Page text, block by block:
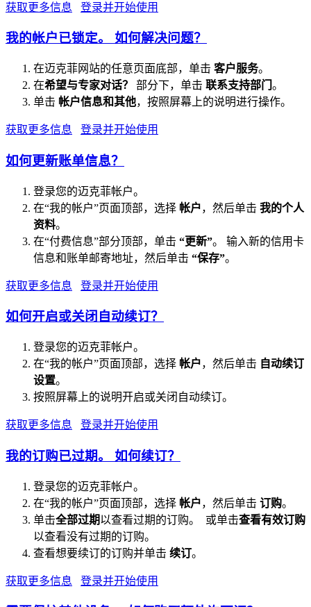
获取更多信息 登录并开始使用
我的帐户已锁定。 如何解决问题？
在迈克菲网站的任意页面底部，单击 客户服务。
在希望与专家对话？ 部分下，单击 联系支持部门 。
单击 帐户信息和其他，按照屏幕上的说明进行操作。
获取更多信息 登录并开始使用
如何更新账单信息？
登录您的迈克菲帐户。
在“我的帐户”页面顶部，选择 帐户，然后单击 我的个人
资料。
在“付费信息”部分顶部，单击 “更新”。 输入新的信用卡
信息和账单邮寄地址，然后单击 “保存”。
获取更多信息 登录并开始使用
如何开启或关闭自动续订？
登录您的迈克菲帐户。
在“我的帐户”页面顶部，选择 帐户，然后单击 自动续订
设置。
按照屏幕上的说明开启或关闭自动续订。
获取更多信息 登录并开始使用
我的订购已过期。 如何续订？
登录您的迈克菲帐户。
在“我的帐户”页面顶部，选择 帐户，然后单击 订购。
单击全部过期以查看过期的订购。 或单击查看有效订购
以查看没有过期的订购。
查看想要续订的订购并单击 续订。
获取更多信息 登录并开始使用